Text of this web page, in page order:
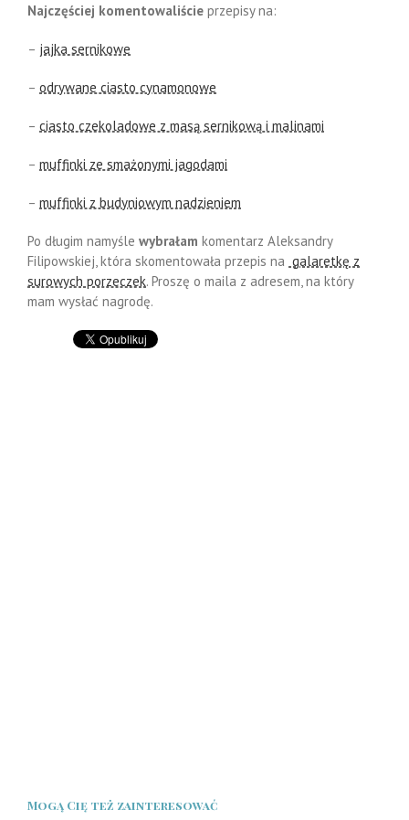
Najczęściej komentowaliście przepisy na:
– jajka sernikowe
– odrywane ciasto cynamonowe
– ciasto czekoladowe z masą sernikową i malinami
– muffinki ze smażonymi jagodami
– muffinki z budyniowym nadzieniem
Po długim namyśle wybrałam komentarz Aleksandry
Filipowskiej, która skomentowała przepis na galaretkę z
surowych porzeczek. Proszę o maila z adresem, na który
mam wysłać nagrodę.
Mogą Cię też zainteresować